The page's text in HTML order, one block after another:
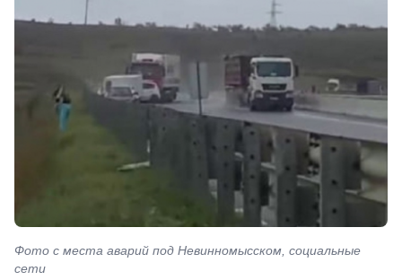
Фото с места аварий под Невинномысском, социальные
сети